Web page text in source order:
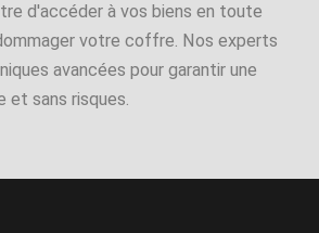
d'accéder à vos biens en toute
votre coffre. Nos experts
avancées pour garantir une
et sans risques.